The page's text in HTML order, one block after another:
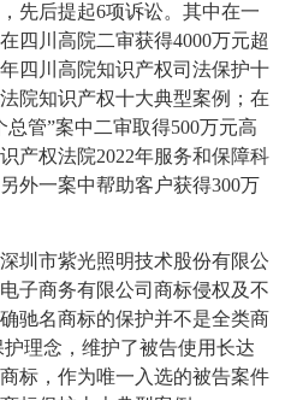
先后提起6项诉讼。其中在一
四川高院二审获得4000万元超
四川高院知识产权司法保护十
院知识产权十大典型案例；在
管”案中二审取得500万元高
产权法院2022年服务和保障科
外一案中帮助客户获得300万
圳市紫光照明技术股份有限公
子商务有限公司商标侵权及不
驰名商标的保护并不是全类商
理念，维护了被告使用长达
标，作为唯一入选的被告案件